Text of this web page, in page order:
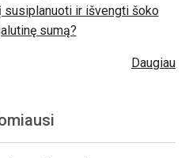
ir išvengti šoko
sumą?
Daugiau